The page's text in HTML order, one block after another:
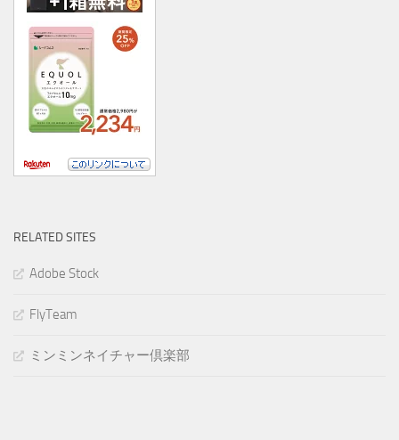
RELATED SITES
Adobe Stock
FlyTeam
ミンミンネイチャー倶楽部